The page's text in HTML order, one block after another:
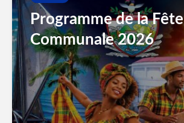
Programme de la Fête
Communale 2026